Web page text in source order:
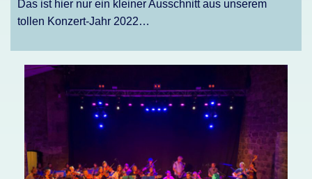
Das ist hier nur ein kleiner Ausschnitt aus unserem
tollen Konzert-Jahr 2022…